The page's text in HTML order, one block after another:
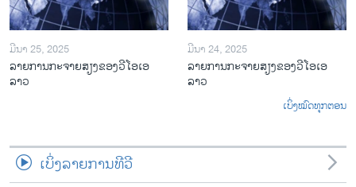
ມີນາ 25, 2025
ລາຍການກະຈາຍສຽງຂອງວີໂອເອ
ລາວ
ມີນາ 24, 2025
ລາຍການກະຈາຍສຽງຂອງວີໂອເອ
ລາວ
ເບິ່ງໝົດທຸກຕອນ
ເບິ່ງລາຍການທີວີ